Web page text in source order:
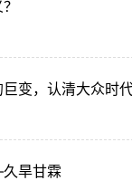
变，认清大众时
旱甘霖